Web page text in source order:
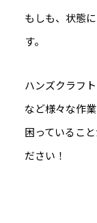
もしも、状態
す。
ハンズクラフ
など様々な作
困っているこ
ださい！